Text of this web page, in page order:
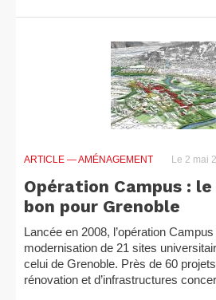
ARTICLE — AMÉNAGEMENT Le 2 mai
Opération Campus :
bon pour Grenoble
Lancée en 2008, l’opération
modernisation de 21 sites
celui de Grenoble. Près de 60
rénovation et d’infrastructures